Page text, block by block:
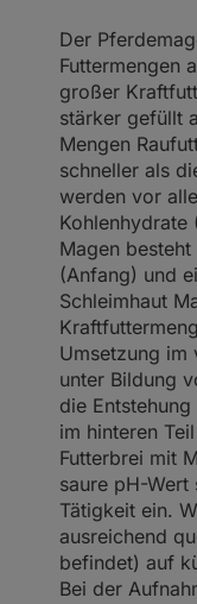
Der
Futtermengen
großer
stärker gefüllt
Mengen
schneller als
werden vor
Kohlenhydrate
Magen
(Anfang) und
Schleimhaut
Umsetzung im
unter Bildung
die Entstehung
im hinteren
Futterbrei mit
saure pH-
Tätigkeit ein.
ausreichend
befindet) auf
Bei der